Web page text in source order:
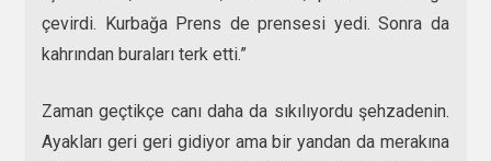
çevirdi. Kurbağa Prens de prensesi yedi. Sonra da
kahrından buraları terk etti.”
Zaman geçtikçe canı daha da sıkılıyordu şehzadenin.
Ayakları geri geri gidiyor ama bir yandan da merakına